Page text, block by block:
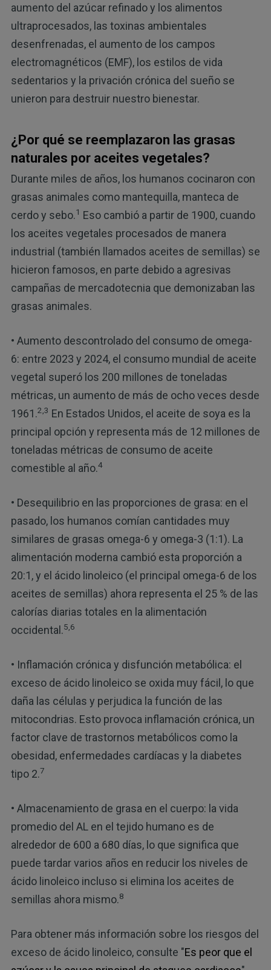
aumento del azúcar refinado y los alimentos
ultraprocesados, las toxinas ambientales
desenfrenadas, el aumento de los campos
electromagnéticos (EMF), los estilos de vida
sedentarios y la privación crónica del sueño se
unieron para destruir nuestro bienestar.
¿Por qué se reemplazaron las grasas
naturales por aceites vegetales?
Durante miles de años, los humanos cocinaron con
grasas animales como mantequilla, manteca de
cerdo y sebo.1 Eso cambió a partir de 1900, cuando
los aceites vegetales procesados de manera
industrial (también llamados aceites de semillas) se
hicieron famosos, en parte debido a agresivas
campañas de mercadotecnia que demonizaban las
grasas animales.
• Aumento descontrolado del consumo de omega-
6: entre 2023 y 2024, el consumo mundial de aceite
vegetal superó los 200 millones de toneladas
métricas, un aumento de más de ocho veces desde
1961.2,3 En Estados Unidos, el aceite de soya es la
principal opción y representa más de 12 millones de
toneladas métricas de consumo de aceite
comestible al año.4
• Desequilibrio en las proporciones de grasa: en el
pasado, los humanos comían cantidades muy
similares de grasas omega-6 y omega-3 (1:1). La
alimentación moderna cambió esta proporción a
20:1, y el ácido linoleico (el principal omega-6 de los
aceites de semillas) ahora representa el 25 % de las
calorías diarias totales en la alimentación
occidental.5,6
• Inflamación crónica y disfunción metabólica: el
exceso de ácido linoleico se oxida muy fácil, lo que
daña las células y perjudica la función de las
mitocondrias. Esto provoca inflamación crónica, un
factor clave de trastornos metabólicos como la
obesidad, enfermedades cardíacas y la diabetes
tipo 2.7
• Almacenamiento de grasa en el cuerpo: la vida
promedio del AL en el tejido humano es de
alrededor de 600 a 680 días, lo que significa que
puede tardar varios años en reducir los niveles de
ácido linoleico incluso si elimina los aceites de
semillas ahora mismo.8
Para obtener más información sobre los riesgos del
exceso de ácido linoleico, consulte "Es peor que el